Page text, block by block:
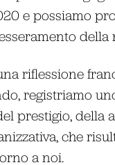
e possiamo
della
riflessione
registriamo
prestigio, della
che
a noi.